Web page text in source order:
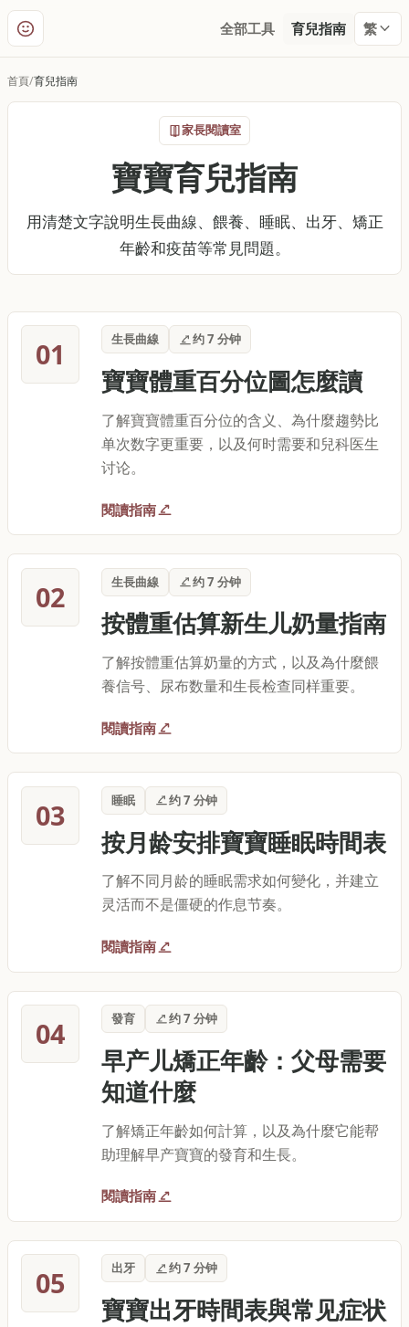
全部工具 育兒指南 繁
首頁 育兒指南
家長閱讀室
寶寶育兒指南
用清楚文字說明生長曲線、餵養、睡眠、出牙、矯正
年齡和疫苗等常見問題。
01 生長曲線 约 7 分钟
寶寶體重百分位圖怎麼讀
了解寶寶體重百分位的含义、為什麼趨勢比
单次数字更重要，以及何时需要和兒科医生
讨论。
閱讀指南
02 生長曲線 约 7 分钟
按體重估算新生儿奶量指南
了解按體重估算奶量的方式，以及為什麼餵
養信号、尿布数量和生長检查同样重要。
閱讀指南
03 睡眠 约 7 分钟
按月龄安排寶寶睡眠時間表
了解不同月龄的睡眠需求如何變化，并建立
灵活而不是僵硬的作息节奏。
閱讀指南
04 發育 约 7 分钟
早产儿矯正年齡：父母需要
知道什麼
了解矯正年齡如何計算，以及為什麼它能帮
助理解早产寶寶的發育和生長。
閱讀指南
05 出牙 约 7 分钟
寶寶出牙時間表與常见症状